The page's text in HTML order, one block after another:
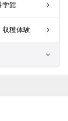
学館
収穫体験